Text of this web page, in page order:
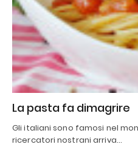
La pasta fa dimagrire
Gli italiani sono famosi nel
ricercatori nostrani arriva…